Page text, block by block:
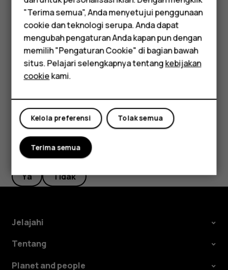
Smartphone
Feature phones
Aksesori
Tablet
Menonaktifkan alarm
Saat alarm berbunyi, geser alarm ke kanan.
Menghapus alarm
KetukJam>access_alarmALARM
Apakah ini membantu?
Ya Tidak
Jelajahi
Tentang
Planet and people
"Terima semua", Anda menyetujui penggunaan
cookie dan teknologi serupa. Anda dapat
mengubah pengaturan Anda kapan pun dengan
memilih "Pengaturan Cookie" di bagian bawah
situs. Pelajari selengkapnya tentangkebijakan
cookiekami.
Tolak semua
Kelola preferensi
Terima semua